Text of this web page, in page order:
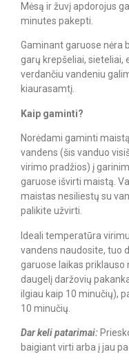
Mėsą ir žuvį apdorojus
minutes pakepti.
Gaminant garuose nėra
garų krepšeliai, sieteliai,
verdančiu vandeniu
kiaurasamtį.
Kaip gaminti?
Norėdami gaminti
vandens (šis vanduo
virimo pradžios) į
garuose išvirti maistą.
maistas nesiliestų su
palikite užvirti.
Ideali temperatūra
vandens naudosite, tuo
garuose laikas
daugelį daržovių
ilgiau kaip 10 minučių),
10 minučių.
Dar keli patarimai:
baigiant virti arba į jau